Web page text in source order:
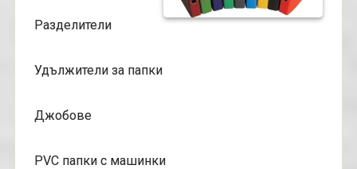
Разделители
Удължители за папки
Джобове
PVC папки с машинки